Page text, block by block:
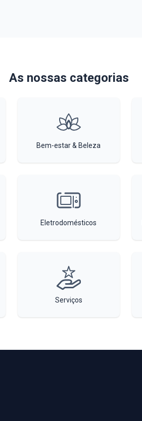
As nossas categorias
Bem-estar & Beleza
Eletrodomésticos
Serviços